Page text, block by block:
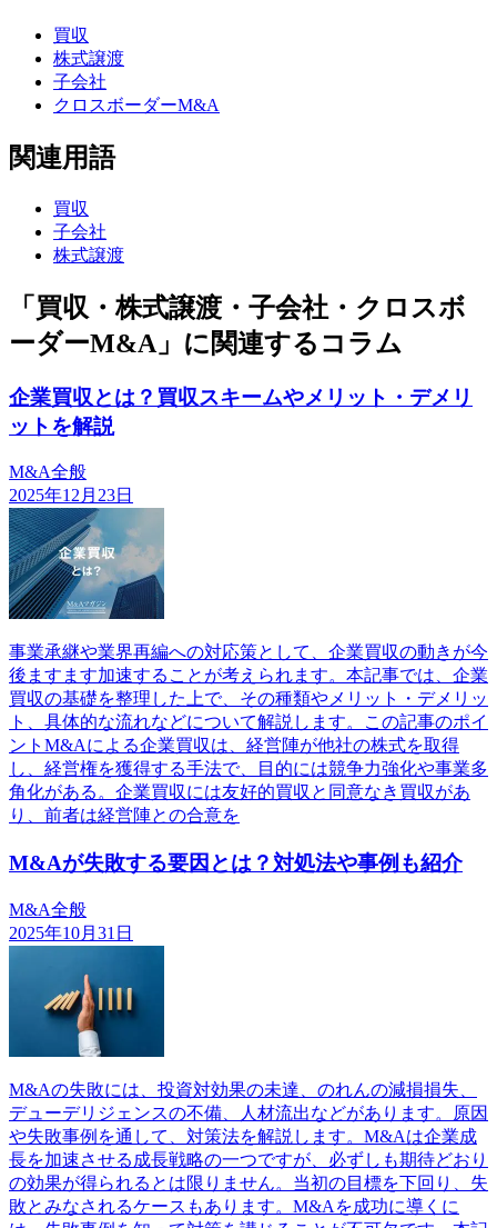
買収
株式譲渡
子会社
クロスボーダーM&A
関連用語
買収
子会社
株式譲渡
「買収・株式譲渡・子会社・クロスボ
ーダーM&A」に関連するコラム
企業買収とは？買収スキームやメリット・デメリ
ットを解説
M&A全般
2025年12月23日
事業承継や業界再編への対応策として、企業買収の動きが今
後ますます加速することが考えられます。本記事では、企業
買収の基礎を整理した上で、その種類やメリット・デメリッ
ト、具体的な流れなどについて解説します。この記事のポイ
ントM&Aによる企業買収は、経営陣が他社の株式を取得
し、経営権を獲得する手法で、目的には競争力強化や事業多
角化がある。企業買収には友好的買収と同意なき買収があ
り、前者は経営陣との合意を
M&Aが失敗する要因とは？対処法や事例も紹介
M&A全般
2025年10月31日
M&Aの失敗には、投資対効果の未達、のれんの減損損失、
デューデリジェンスの不備、人材流出などがあります。原因
や失敗事例を通して、対策法を解説します。M&Aは企業成
長を加速させる成長戦略の一つですが、必ずしも期待どおり
の効果が得られるとは限りません。当初の目標を下回り、失
敗とみなされるケースもあります。M&Aを成功に導くに